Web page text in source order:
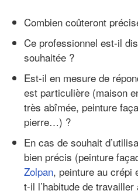
Combien coûteront
Ce professionnel est-il
souhaitée ?
Est-il en mesure de
est particulière (maison
très abîmée, peinture
pierre…) ?
En cas de souhait
bien précis (peinture
Zolpan, peinture au crépi
t-il l’habitude de